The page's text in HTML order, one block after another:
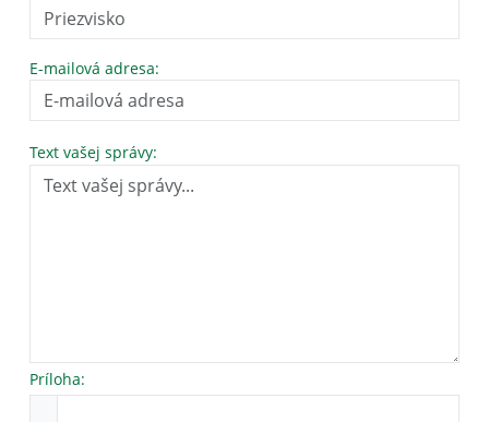
E-mailová adresa:
Text vašej správy:
Príloha: